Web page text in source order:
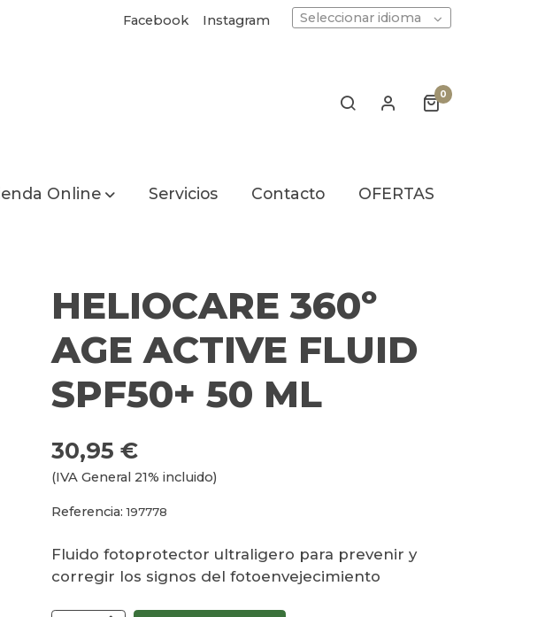
Facebook Instagram Seleccionar idioma
0
Online Servicios Contacto OFERTAS
HELIOCARE 360º
AGE ACTIVE FLUID
SPF50+ 50 ML
30,95 €
(IVA General 21% incluido)
Referencia:197778
Fluido fotoprotector ultraligero para prevenir y
corregir los signos del fotoenvejecimiento